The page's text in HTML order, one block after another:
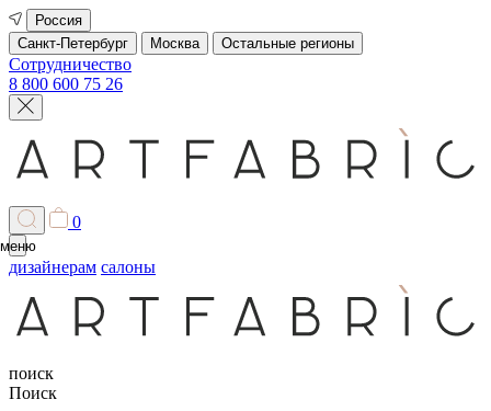
Россия
Санкт-Петербург
Москва Остальные регионы
Сотрудничество
8 800 600 75 26
0
меню
дизайнерам салоны
поиск
Поиск